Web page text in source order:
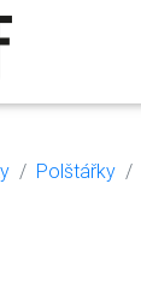
Polštářky